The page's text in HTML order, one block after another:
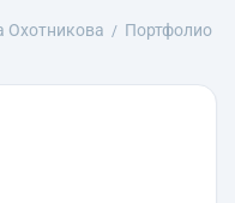
Охотникова
Портфолио